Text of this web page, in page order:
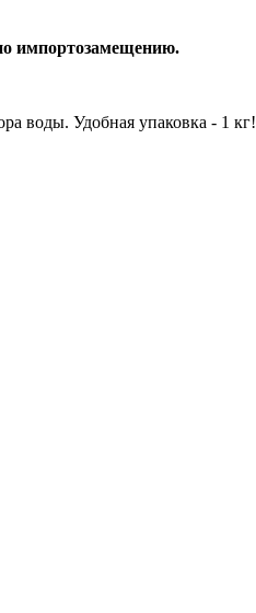
импортозамещению.
воды. Удобная упаковка - 1 кг!